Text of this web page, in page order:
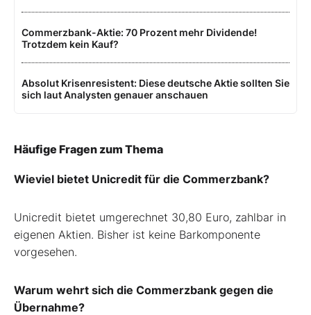
Commerzbank-Aktie: 70 Prozent mehr Dividende!
Trotzdem kein Kauf?
Absolut Krisenresistent: Diese deutsche Aktie sollten Sie
sich laut Analysten genauer anschauen
Häufige Fragen zum Thema
Wieviel bietet Unicredit für die Commerzbank?
Unicredit bietet umgerechnet 30,80 Euro, zahlbar in
eigenen Aktien. Bisher ist keine Barkomponente
vorgesehen.
Warum wehrt sich die Commerzbank gegen die
Übernahme?